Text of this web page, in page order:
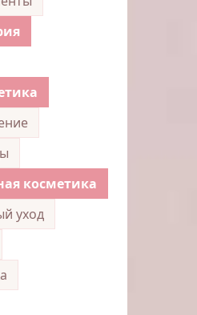
косметика
уход